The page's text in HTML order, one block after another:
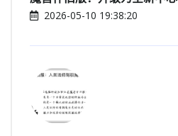
2026-05-10 19:38:20